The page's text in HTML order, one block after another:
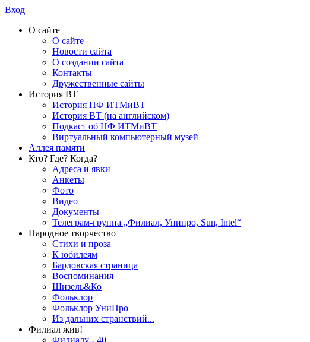
Вход
О сайте
О сайте
Новости сайта
О создании сайта
Контакты
Дружественные сайты
История ВТ
История НФ ИТМиВТ
История ВТ (на английском)
Подкаст об НФ ИТМиВТ
Виртуальный компьютерный музей
Аллея памяти
Кто? Где? Когда?
Адреса и явки
Анкеты
Фото
Видео
Документы
Телеграм-группа „Филиал, Унипро, Sun, Intel“
Народное творчество
Стихи и проза
К юбилеям
Бардовская страница
Воспоминания
Шизель&Ко
Фольклор
Фольклор УниПро
Из дальних странствий...
Филиал жив!
Филиалу - 40